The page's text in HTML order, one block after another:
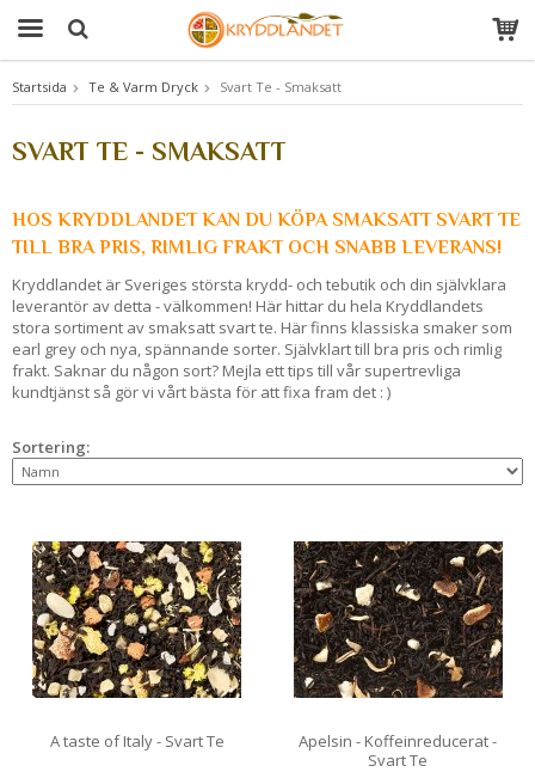
Produkten har blivit tillagd i varukorgen
Startsida Te & Varm Dryck Svart Te - Smaksatt
SVART TE - SMAKSATT
HOS KRYDDLANDET KAN DU KÖPA SMAKSATT SVART TE
TILL BRA PRIS, RIMLIG FRAKT OCH SNABB LEVERANS!
Kryddlandet är Sveriges största krydd- och tebutik och din självklara
leverantör av detta - välkommen! Här hittar du hela Kryddlandets
stora sortiment av smaksatt svart te. Här finns klassiska smaker som
earl grey och nya, spännande sorter. Självklart till bra pris och rimlig
frakt. Saknar du någon sort? Mejla ett tips till vår supertrevliga
kundtjänst så gör vi vårt bästa för att fixa fram det : )
Sortering:
A taste of Italy - Svart Te
Apelsin - Koffeinreducerat -
Svart Te